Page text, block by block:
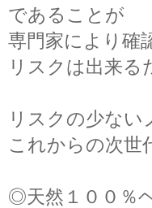
であることが
専門家により確
リスクは出来る
リスクの少な
これからの次世
◎天然１００％